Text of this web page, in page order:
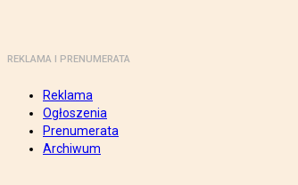
REKLAMA I PRENUMERATA
Reklama
Ogłoszenia
Prenumerata
Archiwum